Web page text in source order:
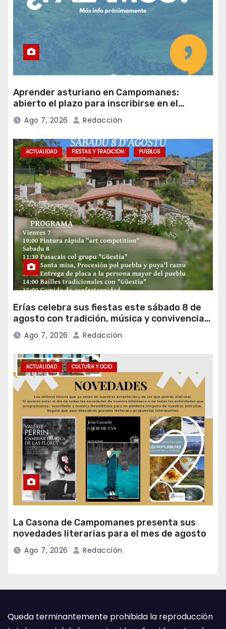
Aprender asturiano en Campomanes:
abierto el plazo para inscribirse en el
programa Falamos
Ago 7, 2026 Redacción
ACTUALIDAD FIESTAS Y TRADICIÓN PUEBLOS
Erías celebra sus fiestas este sábado 8 de
agosto con tradición, música y convivencia
vecinal
Ago 7, 2026 Redacción
ACTUALIDAD CULTURA Y OCIO
La Casona de Campomanes presenta sus
novedades literarias para el mes de agosto
Ago 7, 2026 Redacción
Queda terminantemente prohibida la reproducción